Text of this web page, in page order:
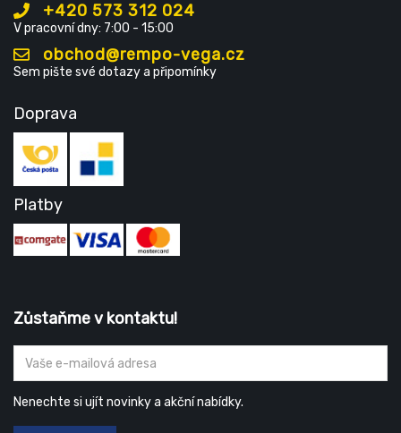
+420 573 312 024
V pracovní dny: 7:00 - 15:00
obchod@rempo-vega.cz
Sem pište své dotazy a připomínky
Doprava
Platby
Zůstaňme v kontaktu!
Nenechte si ujít novinky a akční nabídky.